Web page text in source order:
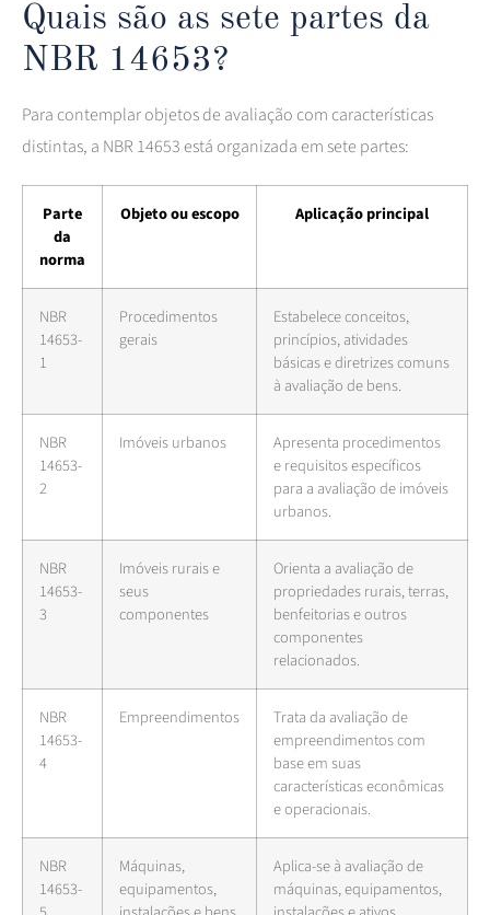
Quais são as sete partes da
NBR 14653?
Para contemplar objetos de avaliação com características
distintas, a NBR 14653 está organizada em sete partes:
Parte
da
norma
Objeto ou escopo Aplicação principal
NBR
14653-
1
Procedimentos
gerais
Estabelece conceitos,
princípios, atividades
básicas e diretrizes comuns
à avaliação de bens.
NBR
14653-
2
Imóveis urbanos
Apresenta procedimentos
e requisitos específicos
para a avaliação de imóveis
urbanos.
NBR
14653-
3
Imóveis rurais e
seus
componentes
Orienta a avaliação de
propriedades rurais, terras,
benfeitorias e outros
componentes
relacionados.
NBR
14653-
4
Empreendimentos
Trata da avaliação de
empreendimentos com
base em suas
características econômicas
e operacionais.
NBR
14653-
Máquinas,
equipamentos,
Aplica-se à avaliação de
máquinas, equipamentos,